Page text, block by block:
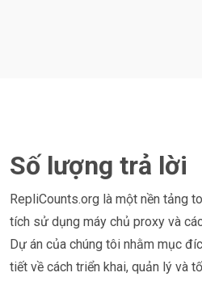
Số lượng trả lời
RepliCounts.org là một nền tảng
tích sử dụng máy chủ proxy và
Dự án của chúng tôi nhằm mục
tiết về cách triển khai, quản lý và